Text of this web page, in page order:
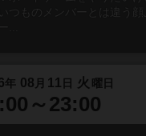
つものメンバーとは違う顔
年 08 月 11 日 火 曜日
～23:00